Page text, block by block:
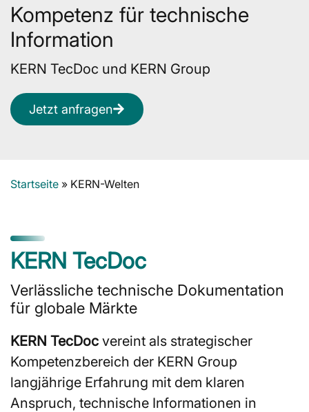
Kompetenz für technische
Information
KERN TecDoc und KERN Group
Jetzt anfragen
Startseite » KERN-Welten
KERN TecDoc
Verlässliche technische Dokumentation
für globale Märkte
KERN TecDoc vereint als strategischer
Kompetenzbereich der KERN Group
langjährige Erfahrung mit dem klaren
Anspruch, technische Informationen in